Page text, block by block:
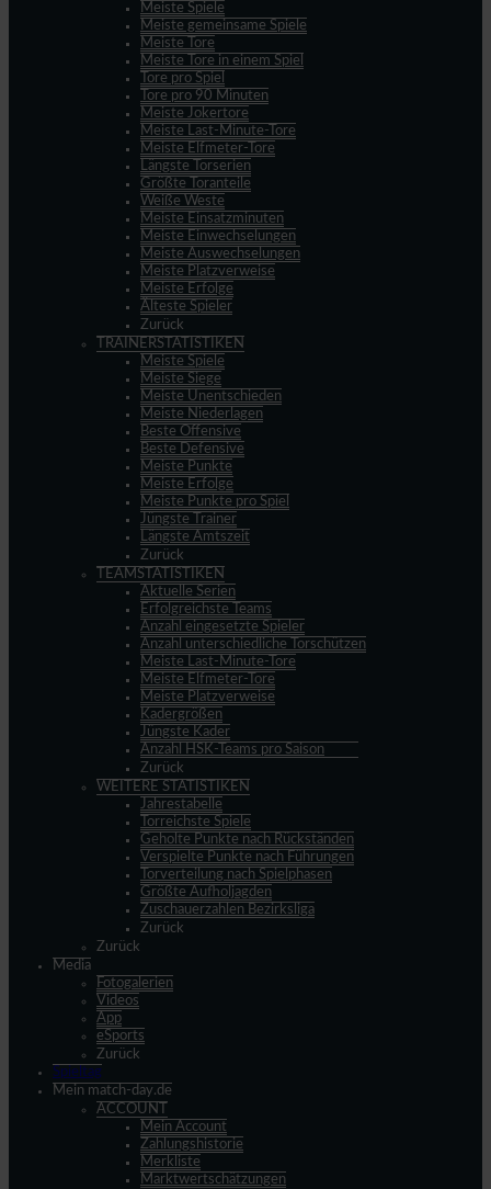
Meiste Spiele
Meiste gemeinsame Spiele
Meiste Tore
Meiste Tore in einem Spiel
Tore pro Spiel
Tore pro 90 Minuten
Meiste Jokertore
Meiste Last-Minute-Tore
Meiste Elfmeter-Tore
Längste Torserien
Größte Toranteile
Weiße Weste
Meiste Einsatzminuten
Meiste Einwechselungen
Meiste Auswechselungen
Meiste Platzverweise
Meiste Erfolge
Älteste Spieler
Zurück
TRAINERSTATISTIKEN
Meiste Spiele
Meiste Siege
Meiste Unentschieden
Meiste Niederlagen
Beste Offensive
Beste Defensive
Meiste Punkte
Meiste Erfolge
Meiste Punkte pro Spiel
Jüngste Trainer
Längste Amtszeit
Zurück
TEAMSTATISTIKEN
Aktuelle Serien
Erfolgreichste Teams
Anzahl eingesetzte Spieler
Anzahl unterschiedliche Torschützen
Meiste Last-Minute-Tore
Meiste Elfmeter-Tore
Meiste Platzverweise
Kadergrößen
Jüngste Kader
Anzahl HSK-Teams pro Saison
Zurück
WEITERE STATISTIKEN
Jahrestabelle
Torreichste Spiele
Geholte Punkte nach Rückständen
Verspielte Punkte nach Führungen
Torverteilung nach Spielphasen
Größte Aufholjagden
Zuschauerzahlen Bezirksliga
Zurück
Zurück
Media
Fotogalerien
Videos
App
eSports
Zurück
Spieltag
Mein match-day.de
ACCOUNT
Mein Account
Zahlungshistorie
Merkliste
Marktwertschätzungen